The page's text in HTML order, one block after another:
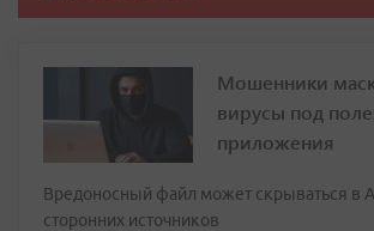
Мошенники
вирусы под
приложения
Вредоносный файл может скрываться в
сторонних источников